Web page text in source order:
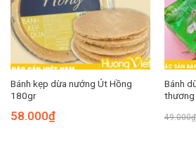
Bánh kẹp dừa nướng Út Hồng
180gr
58.000₫
Bánh
thương
49.000₫